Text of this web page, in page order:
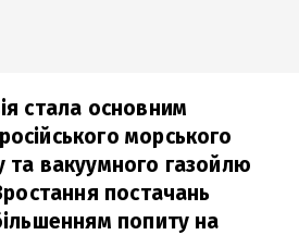
стала основним
морського
та вакуумного газойлю
постачань
попиту на